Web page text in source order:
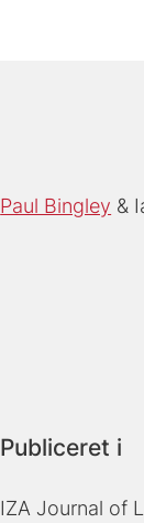
Paul Bingley
Publiceret i
IZA Journal of